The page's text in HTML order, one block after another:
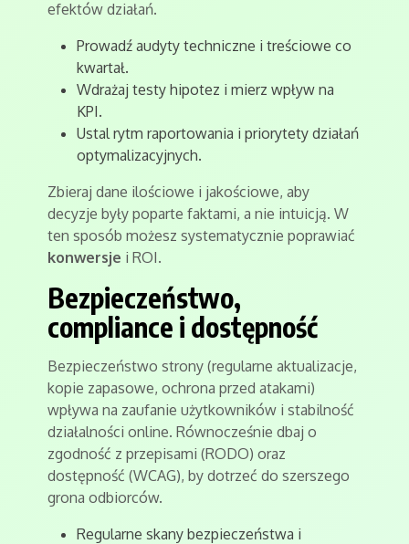
efektów działań.
Prowadź audyty techniczne i treściowe co
kwartał.
Wdrażaj testy hipotez i mierz wpływ na
KPI.
Ustal rytm raportowania i priorytety działań
optymalizacyjnych.
Zbieraj dane ilościowe i jakościowe, aby
decyzje były poparte faktami, a nie intuicją. W
ten sposób możesz systematycznie poprawiać
konwersje i ROI.
Bezpieczeństwo,
compliance i dostępność
Bezpieczeństwo strony (regularne aktualizacje,
kopie zapasowe, ochrona przed atakami)
wpływa na zaufanie użytkowników i stabilność
działalności online. Równocześnie dbaj o
zgodność z przepisami (RODO) oraz
dostępność (WCAG), by dotrzeć do szerszego
grona odbiorców.
Regularne skany bezpieczeństwa i